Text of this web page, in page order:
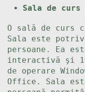
Sala de
O sală de curs
Sala este
persoane. Ea
interactivă şi
de operare
Office. Sala